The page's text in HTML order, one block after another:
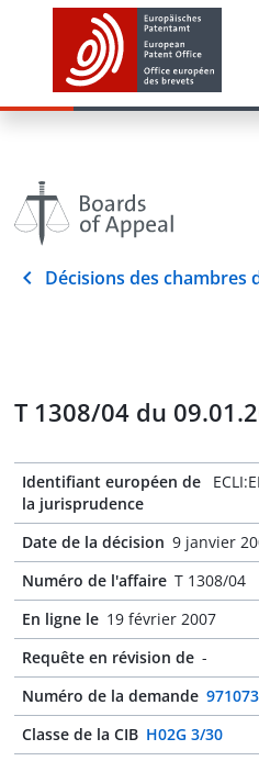
Décisions des chambres
T 1308/04 du
Identifiant européen de
la jurisprudence
Date de la décision 9 janvier
Numéro de l'affaire T 1308/04
En ligne le 19 février 2007
Requête en révision de -
Numéro de la demande
Classe de la CIB H02G 3/30